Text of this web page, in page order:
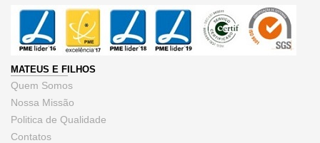
MATEUS E FILHOS
Quem Somos
Nossa Missão
Politica de Qualidade
Contatos